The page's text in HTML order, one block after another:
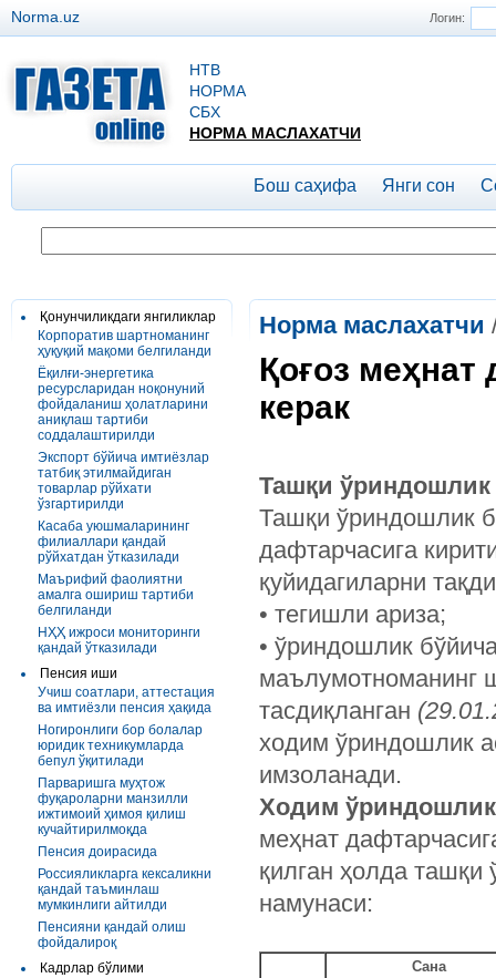
Логин:
Norma.uz
НТВ
НОРМА
СБХ
НОРМА МАСЛАХАТЧИ
Бош саҳифа Янги сон
Қонунчиликдаги янгиликлар
Корпоратив шартноманинг
ҳуқуқий мақоми белгиланди
Ёқилғи-энергетика
ресурсларидан ноқонуний
фойдаланиш ҳолатларини
аниқлаш тартиби
соддалаштирилди
Экспорт бўйича имтиёзлар
татбиқ этилмайдиган
товарлар рўйхати
ўзгартирилди
Касаба уюшмаларининг
филиаллари қандай
рўйхатдан ўтказилади
Маърифий фаолиятни
амалга ошириш тартиби
белгиланди
НҲҲ ижроси мониторинги
қандай ўтказилади
Пенсия иши
Учиш соатлари, аттестация
ва имтиёзли пенсия ҳақида
Ногиронлиги бор болалар
юридик техникумларда
бепул ўқитилади
Парваришга муҳтож
фуқароларни манзилли
ижтимоий ҳимоя қилиш
кучайтирилмоқда
Пенсия доирасида
Россияликларга кексаликни
қандай таъминлаш
мумкинлиги айтилди
Пенсияни қандай олиш
фойдалироқ
Кадрлар бўлими
Норма маслахатчи
Қоғоз
керак
Ташқи ўриндошлик
Ташқи ўриндошлик
дафтарчасига
қуйидагиларни
• тегишли ариза;
• ўриндошлик
маълумотноманинг
тасдиқланган
ходим ўриндошлик
имзоланади.
Ходим
меҳнат
қилган ҳолда ташқи
намунаси:
Сана